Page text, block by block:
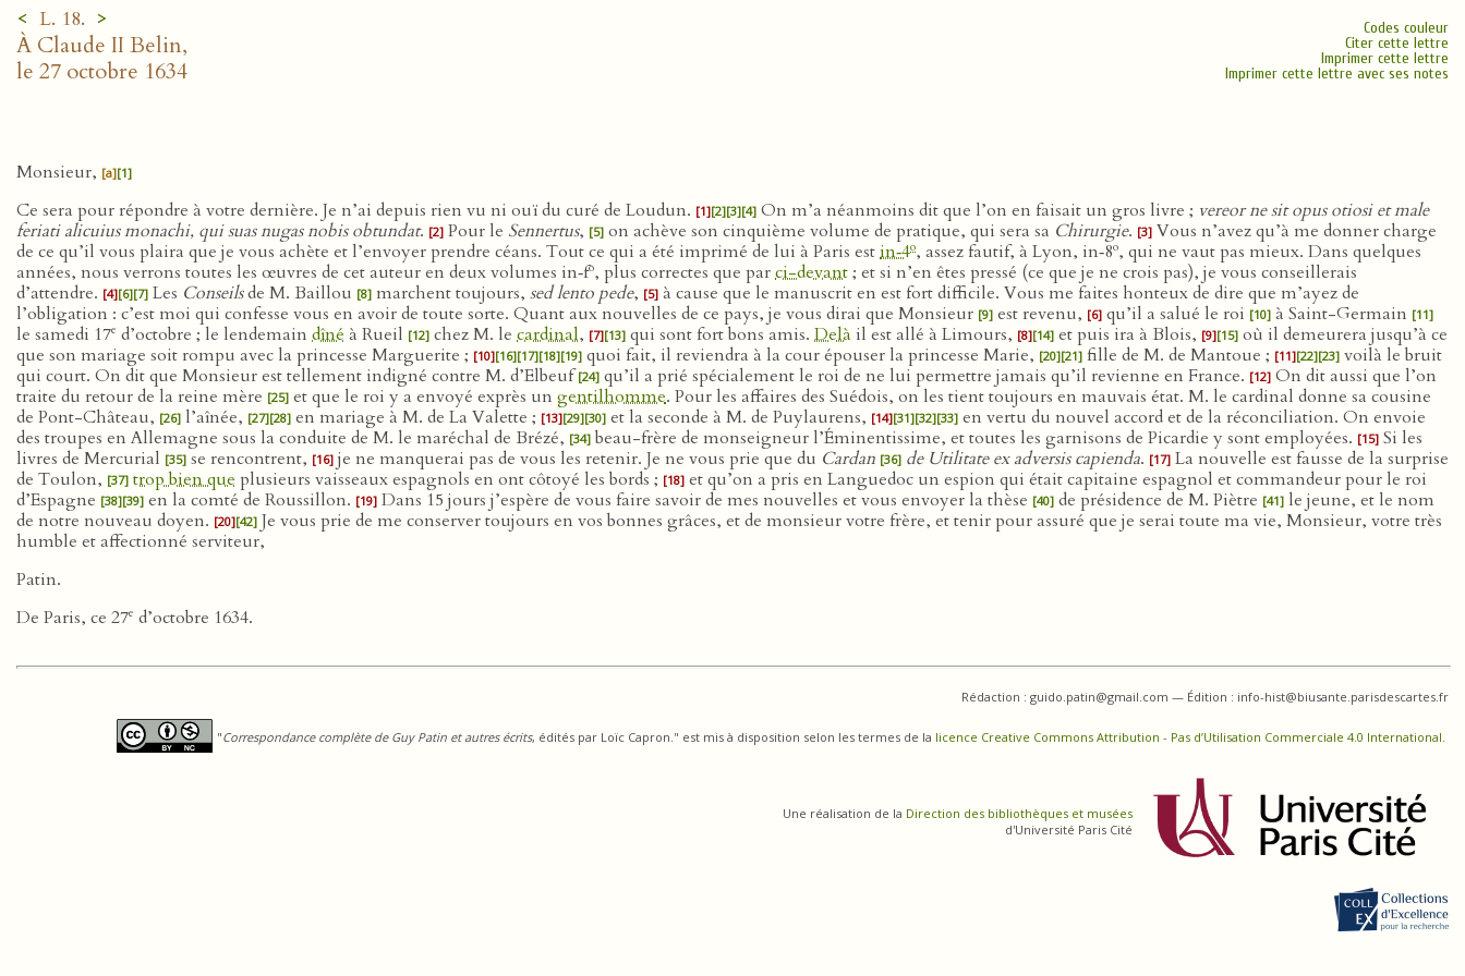
< L. 18. >
À Claude II Belin,
le 27 octobre 1634
Codes couleur
Citer cette lettre
Imprimer cette lettre
Imprimer cette lettre avec ses notes
Monsieur, [a][1]
Ce sera pour répondre à votre dernière. Je n’ai depuis rien vu ni ouï du curé de Loudun. [1][2][3][4] On m’a néanmoins dit que l’on en faisait un gros livre ; vereor ne sit opus otiosi et male
feriati alicuius monachi, qui suas nugas nobis obtundat. [2] Pour le Sennertus, [5] on achève son cinquième volume de pratique, qui sera sa Chirurgie. [3] Vous n’avez qu’à me donner charge
de ce qu’il vous plaira que je vous achète et l’envoyer prendre céans. Tout ce qui a été imprimé de lui à Paris estin‑4o, assez fautif, à Lyon, in‑8o, qui ne vaut pas mieux. Dans quelques
années, nous verrons toutes les œuvres de cet auteur en deux volumes in‑fo, plus correctes que parci-devant; et si n’en êtes pressé (ce que je ne crois pas), je vous conseillerais
d’attendre. [4][6][7] Les Conseilsde M. Baillou [8] marchent toujours, sed lento pede, [5] à cause que le manuscrit en est fort difficile. Vous me faites honteux de dire que m’ayez de
l’obligation : c’est moi qui confesse vous en avoir de toute sorte. Quant aux nouvelles de ce pays, je vous dirai que Monsieur [9] est revenu, [6] qu’il a salué le roi [10] à Saint-Germain [11]
le samedi 17e d’octobre ; le lendemain dîné à Rueil [12] chez M. le cardinal, [7][13] qui sont fort bons amis. Delà il est allé à Limours, [8][14] et puis ira à Blois, [9][15] où il demeurera jusqu’à ce
que son mariage soit rompu avec la princesse Marguerite ; [10][16][17][18][19] quoi fait, il reviendra à la cour épouser la princesse Marie, [20][21] fille de M. de Mantoue ; [11][22][23] voilà le bruit
qui court. On dit que Monsieur est tellement indigné contre M. d’Elbeuf[24] qu’il a prié spécialement le roi de ne lui permettre jamais qu’il revienne en France. [12] On dit aussi que l’on
traite du retour de la reine mère [25] et que le roi y a envoyé exprès un gentilhomme. Pour les affaires des Suédois, on les tient toujours en mauvais état. M. le cardinal donne sa cousine
de Pont-Château, [26] l’aînée, [27][28] en mariage à M. de La Valette ; [13][29][30] et la seconde à M. de Puylaurens, [14][31][32][33] en vertu du nouvel accord et de la réconciliation. On envoie
des troupes en Allemagne sous la conduite de M. le maréchal de Brézé, [34] beau-frère de monseigneur l’Éminentissime, et toutes les garnisons de Picardie y sont employées. [15] Si les
livres de Mercurial [35] se rencontrent, [16] je ne manquerai pas de vous les retenir. Je ne vous prie que du Cardan [36] de Utilitate ex adversis capienda. [17] La nouvelle est fausse de la surprise
de Toulon, [37] trop bien que plusieurs vaisseaux espagnols en ont côtoyé les bords ; [18] et qu’on a pris en Languedoc un espion qui était capitaine espagnol et commandeur pour le roi
d’Espagne [38][39] en la comté de Roussillon. [19] Dans 15 jours j’espère de vous faire savoir de mes nouvelles et vous envoyer la thèse [40] de présidence de M. Piètre [41] le jeune, et le nom
de notre nouveau doyen. [20][42] Je vous prie de me conserver toujours en vos bonnes grâces, et de monsieur votre frère, et tenir pour assuré que je serai toute ma vie, Monsieur, votre très
humble et affectionné serviteur,
Patin.
De Paris, ce 27e d’octobre 1634.
Rédaction : guido.patin@gmail.com — Édition : info-hist@biusante.parisdescartes.fr
"Correspondance complète de Guy Patin et autres écrits, édités par Loïc Capron." est mis à disposition selon les termes de la licence Creative Commons Attribution - Pas d’Utilisation Commerciale 4.0 International.
Une réalisation de la Direction des bibliothèques et musées
d'Université Paris Cité